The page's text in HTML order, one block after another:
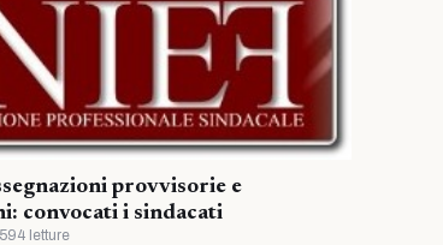
provvisorie e
convocati i sindacati
letture